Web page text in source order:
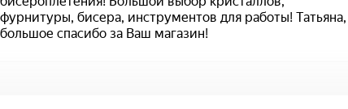
фурнитуры, бисера, инструментов для работы! Татьяна,
большое спасибо за Ваш магазин!